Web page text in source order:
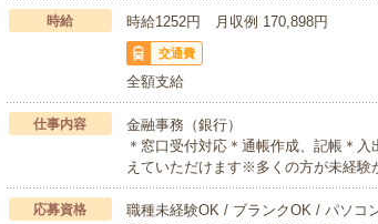
時給 時給1252円 月収例 170,898円
交通費
全額支給
仕事内容
金融事務（銀行）
＊窓口受付対応＊通帳作成、記帳＊
えていただけます※多くの方が未経験
応募資格
職種未経験OK / ブランクOK / パソコ